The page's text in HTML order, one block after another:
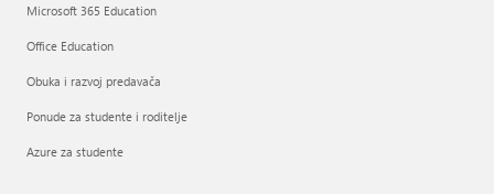
Microsoft 365 Education
Office Education
Obuka i razvoj predavača
Ponude za studente i roditelje
Azure za studente